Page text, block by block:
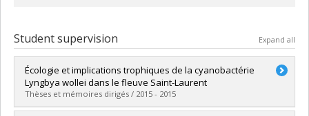
Student supervision Expand all
Écologie et implications trophiques de la cyanobactérie
Lyngbya wollei dans le fleuve Saint-Laurent
Thèses et mémoires dirigés / 2015 - 2015